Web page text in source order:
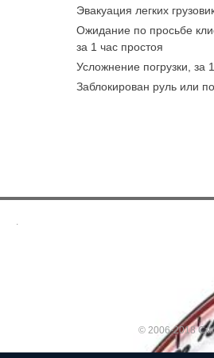
Эвакуация легких
Ожидание по просьбе
за 1 час простоя
Усложнение погрузки, за
Заблокирован руль или
.
© 2006-2018